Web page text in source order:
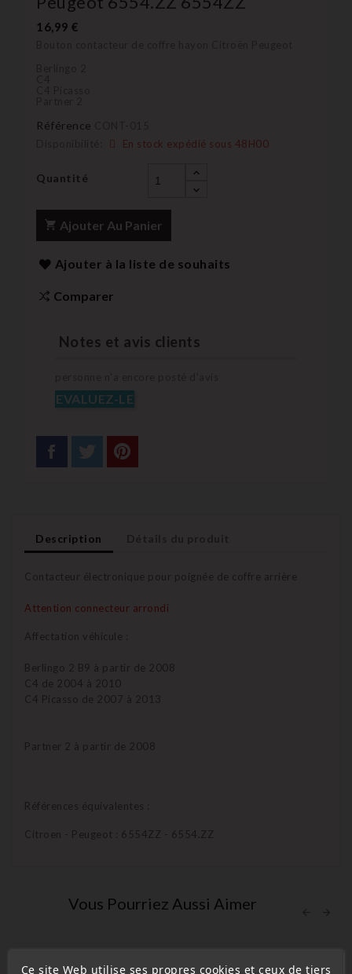
16,99 €
Référence
En stock expédié sous 48H00
Quantité
Ajouter Au Panier
Ajouter à la liste de souhaits
Comparer
Notes et avis clients
EVALUEZ-LE
Description
Contacteur électronique pour poignée de coffre arrière
Attention connecteur arrondi
Affectation véhicule :
Berlingo 2 B9 à partir de 2008
C4 de 2004 à 2010
C4 Picasso de 2007 à 2013
Partner 2 à partir de 2008
Références équivalentes :
Citroen - Peugeot : 6554ZZ - 6554.ZZ
Vous Pourriez Aussi Aimer
Ce site Web utilise ses propres cookies et ceux de tiers